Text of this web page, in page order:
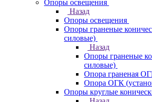
Опоры освещения
Назад
Опоры освещения
Опоры граненые
силовые)
Назад
Опоры граненые
силовые)
Опора граненая
Опора ОГК
Опоры круглые